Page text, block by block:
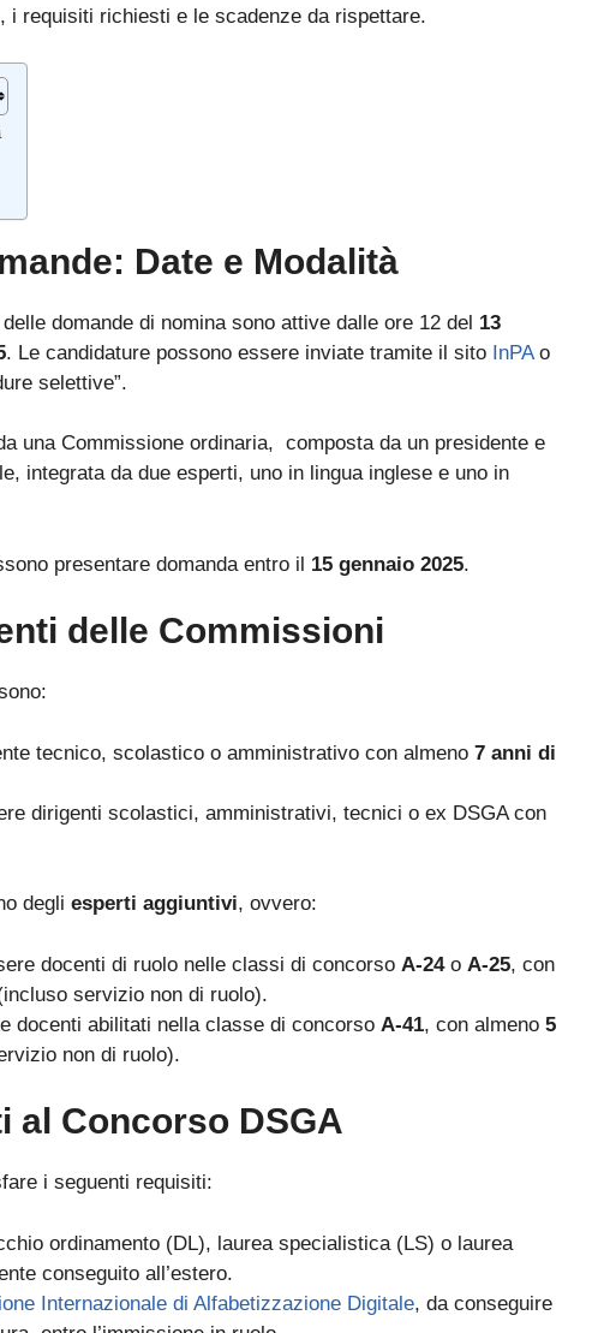
requisiti richiesti e le scadenze da rispettare.
Date e Modalità
domande di nomina sono attive dalle ore 12 del 13
. Le candidature possono essere inviate tramite il sito InPAo
selettive”.
una Commissione ordinaria, composta da un presidente e
integrata da due esperti, uno in lingua inglese e uno in
presentare domanda entro il 15 gennaio 2025.
delle Commissioni
tecnico, scolastico o amministrativo con almeno 7 anni di
dirigenti scolastici, amministrativi, tecnici o ex DSGA con
degli esperti aggiuntivi, ovvero:
docenti di ruolo nelle classi di concorso A-24o A-25, con
servizio non di ruolo).
docenti abilitati nella classe di concorso A-41, con almeno 5
non di ruolo).
al Concorso DSGA
i seguenti requisiti:
ordinamento (DL), laurea specialistica (LS) o laurea
conseguito all’estero.
Internazionale di Alfabetizzazione Digitale, da conseguire
Bando ATA 2027: come arrivare con il MASSIMO PUNTEGGIO
La CIAD: cos'è, chi la deve avere, come ottenerla
✓
I titoli che fanno punteggio (OSA, ASACOM, Segretario Coord.,